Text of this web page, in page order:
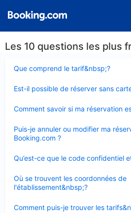
Les 10 questions les plus
Que comprend le tarif&nbsp;?
fermé
Est-il possible de réserver sans
fermé
Comment savoir si ma réservation
fermé
Puis-je annuler ou modifier ma
Booking.com ?
fermé
Qu’est-ce que le code confidentiel
fermé
Où se trouvent les coordonnées de
l'établissement&nbsp;?
fermé
Comment puis-je trouver les
fermé